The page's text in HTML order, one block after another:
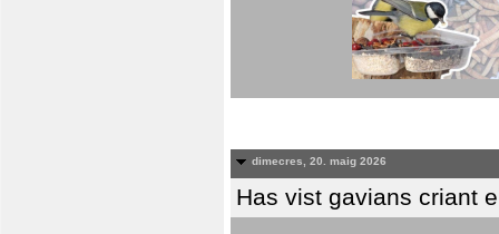
dimecres, 20. maig 2026
Has vist gavians criant